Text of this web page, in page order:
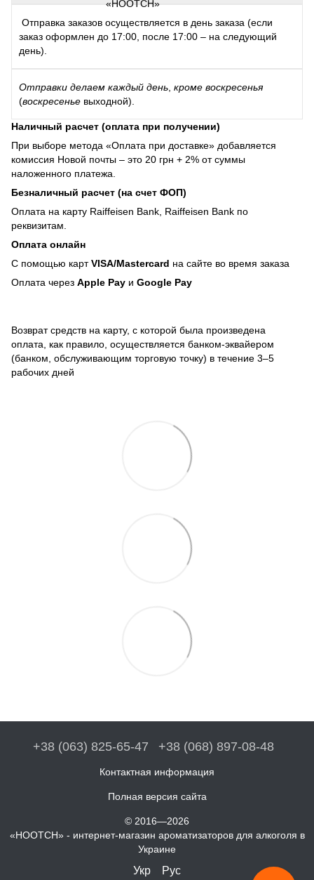
Отправка заказов осуществляется в день заказа (если
заказ оформлен до 17:00, после 17:00 – на следующий
день).
Отправки делаем каждый день кроме воскресенья
(воскресенье выходной).
Наличный расчет (оплата при получении)
При выборе метода «Оплата при доставке» добавляется
комиссия Новой почты – это 20 грн + 2% от суммы
наложенного платежа.
Безналичный расчет (на счет ФОП)
Оплата на карту Raiffeisen Bank, Raiffeisen Bank по
реквизитам.
Оплата онлайн
С помощью картVISA/Mastercard на сайте во время заказа
Оплата через Apple Pay и Google Pay
Возврат средств на карту, с которой была произведена
оплата, как правило, осуществляется банком-эквайером
(банком, обслуживающим торговую точку) в течение 3–5
рабочих дней
+38 (063) 825-65-47 +38 (068) 897-08-48
Контактная информация
Полная версия сайта
© 2016—2026
«HOOTCH» - интернет-магазин ароматизаторов для алкоголя в
Украине
Укр Рус